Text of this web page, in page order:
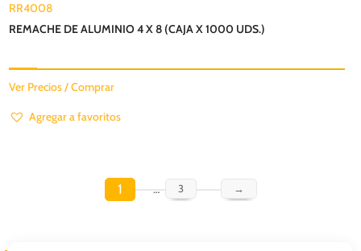
RR4008
REMACHE DE ALUMINIO 4 X 8 (CAJA X 1000 UDS.)
Ver Precios / Comprar
Agregar a favoritos
1 … 3 →